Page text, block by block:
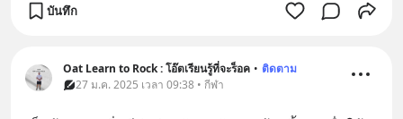
บันทึก
Oat Learn​ to​ Rock​ : โอ๊ตเรียนรู้ที่จะร็อค • ติดตาม
27 ม.ค. 2025 เวลา 09:38 • กีฬา